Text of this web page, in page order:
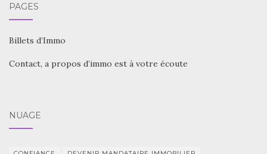
PAGES
Billets d’Immo
Contact, a propos d’immo est à votre écoute
NUAGE